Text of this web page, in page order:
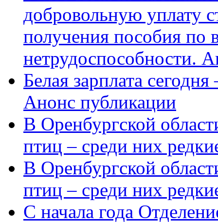
добровольную уплату
получения пособия по
нетрудоспособности.
Белая зарплата
Анонс публикации
В Оренбургской
птиц – среди них
В Оренбургской
птиц – среди них
С начала года